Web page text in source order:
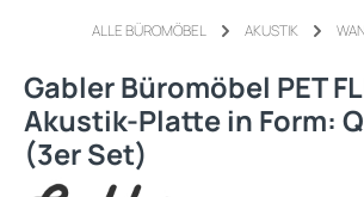
ALLE BÜROMÖBEL AKUSTIK
Gabler Büromöbel PET
Akustik-Platte in Form:
(3er Set)